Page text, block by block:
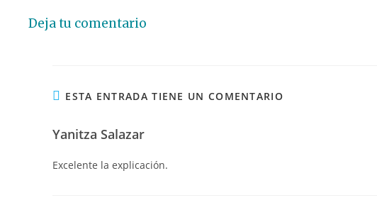
Deja tu comentario
ESTA ENTRADA TIENE UN COMENTARIO
Yanitza Salazar
Excelente la explicación.